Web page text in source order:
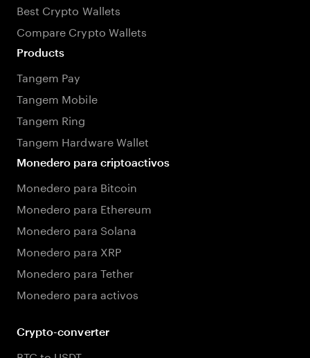
Best Crypto Wallets
Compare Crypto Wallets
Products
Tangem Pay
Tangem Mobile
Tangem Ring
Tangem Hardware Wallet
Monedero para criptoactivos
Monedero para Bitcoin
Monedero para Ethereum
Monedero para Solana
Monedero para XRP
Monedero para Tether
Monedero para activos
Crypto-converter